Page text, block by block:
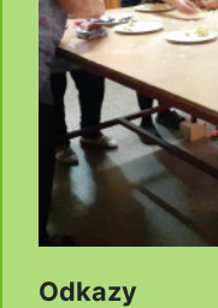
Odkazy